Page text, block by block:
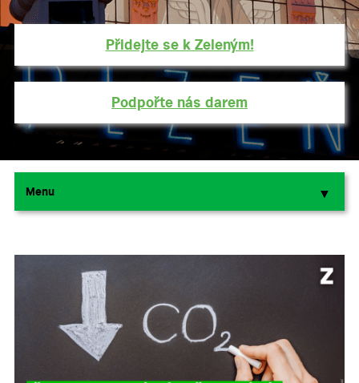
Přidejte se k Zeleným!
Podpořte nás darem
Menu ▼
▼